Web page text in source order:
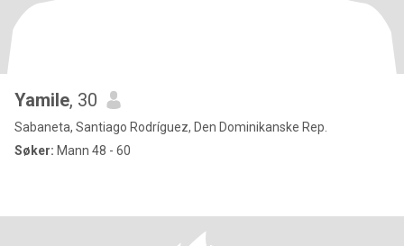
Yamile, 30
Sabaneta, Santiago Rodríguez, Den Dominikanske Rep.
Søker: Mann 48 - 60